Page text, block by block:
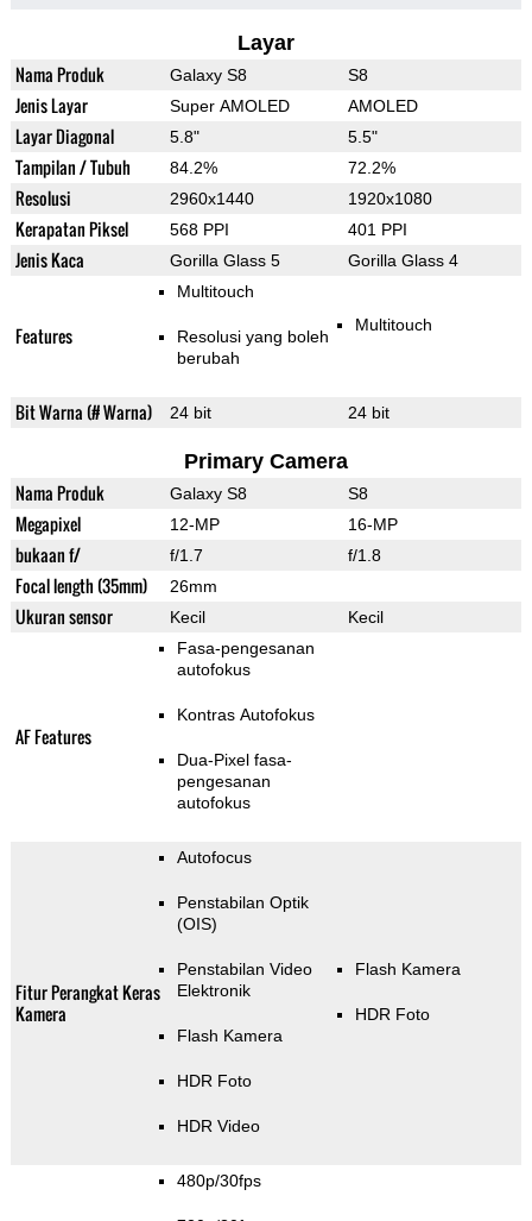
Layar
Nama Produk Galaxy S8 S8
Jenis Layar Super AMOLED AMOLED
Layar Diagonal 5.8" 5.5"
Tampilan / Tubuh 84.2% 72.2%
Resolusi 2960x1440 1920x1080
Kerapatan Piksel 568 PPI 401 PPI
Jenis Kaca Gorilla Glass 5 Gorilla Glass 4
Features
Multitouch
Resolusi yang boleh
berubah
Multitouch
Bit Warna (# Warna) 24 bit 24 bit
Primary Camera
Nama Produk Galaxy S8 S8
Megapixel 12-MP 16-MP
bukaan f/ f/1.7 f/1.8
Focal length (35mm) 26mm
Ukuran sensor Kecil Kecil
AF Features
Fasa-pengesanan
autofokus
Kontras Autofokus
Dua-Pixel fasa-
pengesanan
autofokus
Fitur Perangkat Keras
Kamera
Autofocus
Penstabilan Optik
(OIS)
Penstabilan Video
Elektronik
Flash Kamera
HDR Foto
HDR Video
Flash Kamera
HDR Foto
480p/30fps